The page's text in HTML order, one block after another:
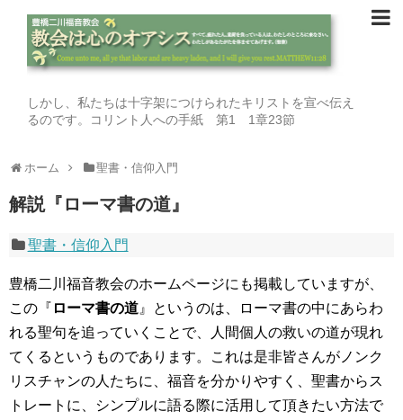
しかし、私たちは十字架につけられたキリストを宣べ伝え
るのです。コリント人への手紙 第1 1章23節
ホーム 聖書・信仰入門
解説『ローマ書の道』
聖書・信仰入門
豊橋二川福音教会のホームページにも掲載していますが、
この『 ローマ書の道 』というのは、ローマ書の中にあらわ
れる聖句を追っていくことで、人間個人の救いの道が現れ
てくるというものであります。これは是非皆さんがノンク
リスチャンの人たちに、福音を分かりやすく、聖書からス
トレートに、シンプルに語る際に活用して頂きたい方法で